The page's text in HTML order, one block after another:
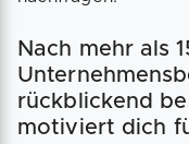
Nach mehr als
rückblickend
motiviert dich